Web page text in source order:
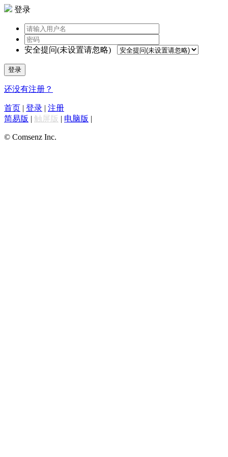
登录
安全提问(未设置请忽略)
登录
还没有注册？
首页 | 登录 | 注册
简易版 | 触屏版 | 电脑版 |
© Comsenz Inc.